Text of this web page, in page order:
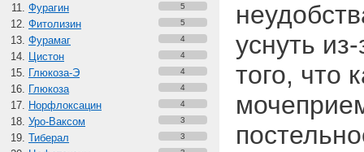
Фурагин 5
Фитолизин 5
Фурамаг 4
Цистон 4
Глюкоза-Э 4
Глюкоза 4
Норфлоксацин 4
Уро-Ваксом 3
Тиберал 3
уснуть
того, что